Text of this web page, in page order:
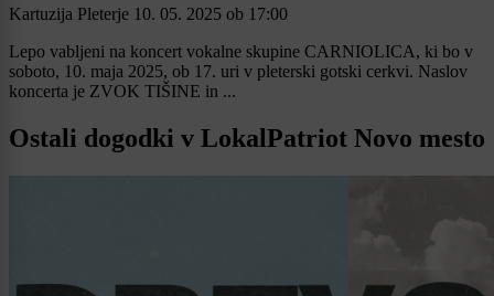
Kartuzija Pleterje 10. 05. 2025 ob 17:00
Lepo vabljeni na koncert vokalne skupine CARNIOLICA, ki bo v
soboto, 10. maja 2025, ob 17. uri v pleterski gotski cerkvi. Naslov
koncerta je ZVOK TIŠINE in ...
Ostali dogodki v LokalPatriot Novo mesto